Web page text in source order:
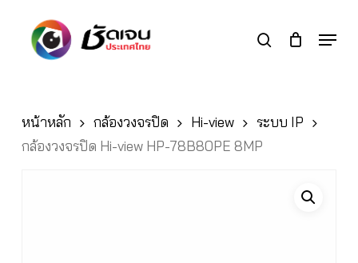
search Menu
หน้าหลัก กล้องวงจรปิด Hi-view
ระบบ IP
กล้องวงจรปิด Hi-view HP-78B80PE 8MP
Close